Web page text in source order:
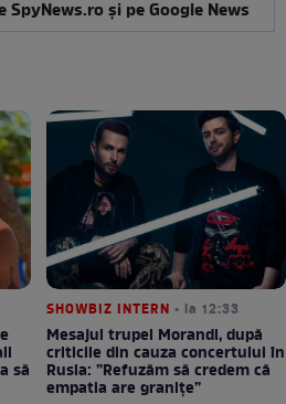
și pe Google News
să
SHOWBIZ INTERN • la 12:33
Mesajul trupei Morandi, după
criticile din cauza concertului în
Rusia: ”Refuzăm să credem că
empatia are granițe”